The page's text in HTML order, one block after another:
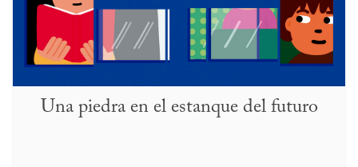
Una piedra en el estanque del futuro